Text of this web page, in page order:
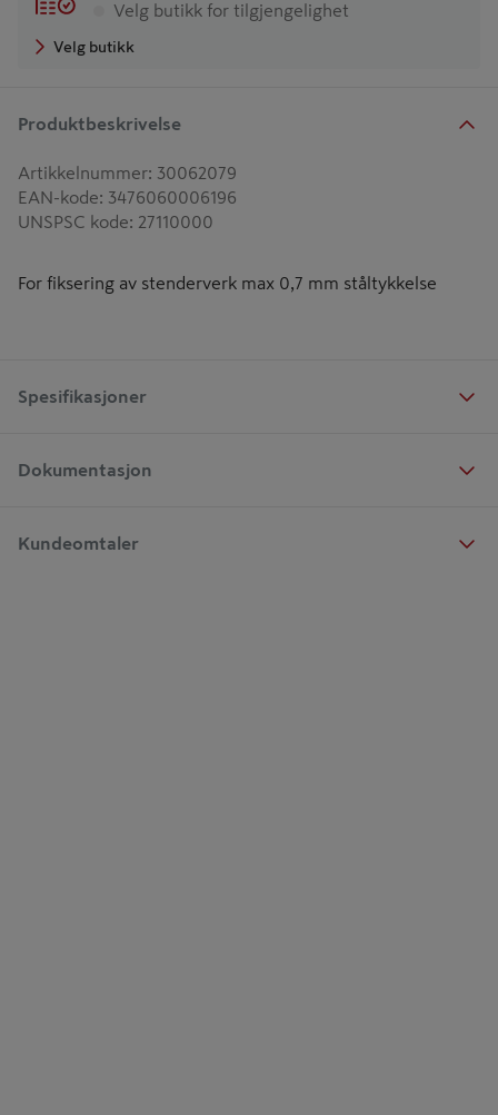
Velg butikk for tilgjengelighet
Velg butikk
Produktbeskrivelse
Artikkelnummer: 30062079
EAN-kode: 3476060006196
UNSPSC kode: 27110000
For fiksering av stenderverk max 0,7 mm ståltykkelse
Spesifikasjoner
Dokumentasjon
Kundeomtaler